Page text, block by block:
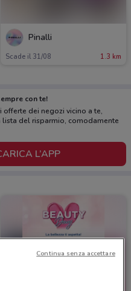
Pinalli
Scade il 31/08 1.3 km
con te!
dei negozi vicino a te,
lista del risparmio, comodamente
L’APP
Continua senza accettare